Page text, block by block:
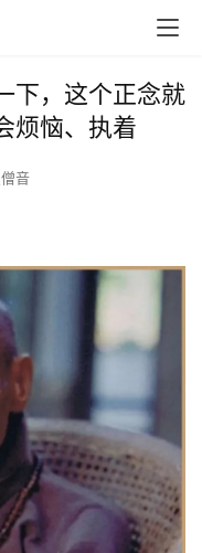
下，这个正念就
烦恼、执着
音